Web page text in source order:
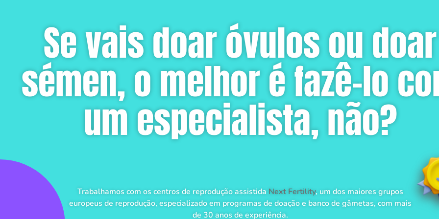
Se vais doar óvulos ou doar
sémen, o melhor é fazê-lo
um especialista, não?
Trabalhamos com os centros de reprodução assistida Next Fertility, um dos maiores grupos
europeus de reprodução, especializado em programas de doação e banco de gâmetas, com mais
de 30 anos de experiência.